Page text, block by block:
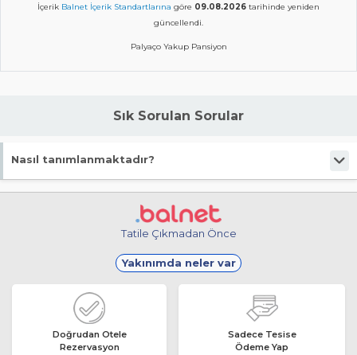
İçerik Balnet İçerik Standartlarına göre 09.08.2026 tarihinde yeniden
güncellendi.
Palyaço Yakup Pansiyon
Sık Sorulan Sorular
Nasıl tanımlanmaktadır?
Tesis Pansiyon statüsündedir.
Tatile Çıkmadan Önce
Yakınımda neler var
Doğrudan Otele
Rezervasyon
Sadece Tesise
Ödeme Yap